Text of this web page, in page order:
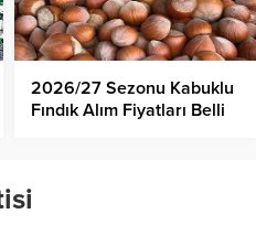
2026/27 Sezonu Kabuklu
Fındık Alım Fiyatları Belli